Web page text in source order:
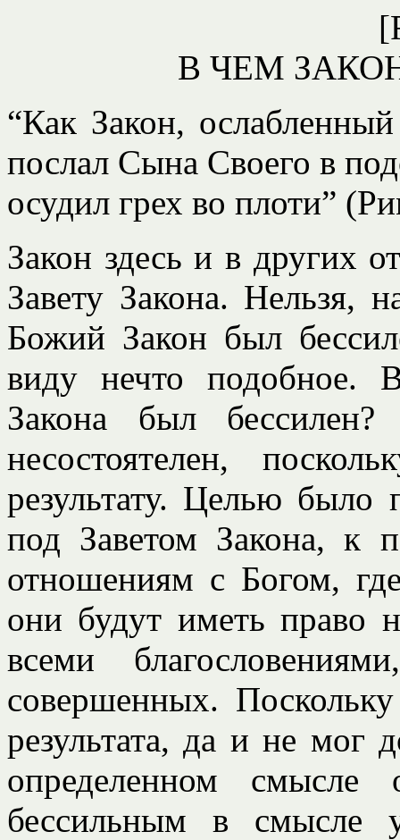
В ЧЕМ
“Как Закон,
послал Сына Своего в
осудил грех во плоти”
Закон здесь и в других
Завету Закона. Нельзя,
Божий Закон был
виду нечто подобное.
Закона был
несостоятелен,
результату. Целью было
под Заветом Закона, к
отношениям с Богом,
они будут иметь право
всеми
совершенных.
результата, да и не мог
определенном
бессильным в смысле